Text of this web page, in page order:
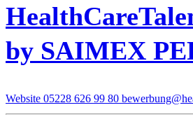
by SAIMEX
Website 05228 626 99 80